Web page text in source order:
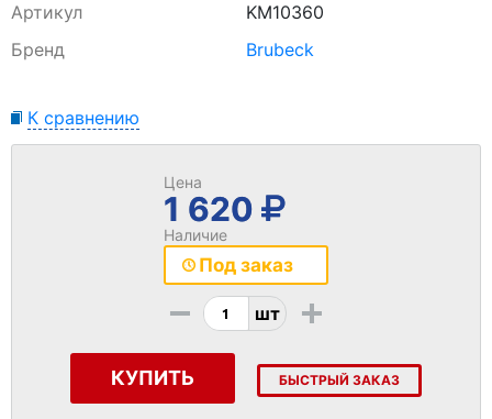
Артикул
KM10360
Бренд
Brubeck
К сравнению
Цена
1 620
Наличие
Под заказ
- шт +
КУПИТЬ БЫСТРЫЙ ЗАКАЗ